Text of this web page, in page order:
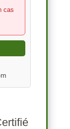
cas